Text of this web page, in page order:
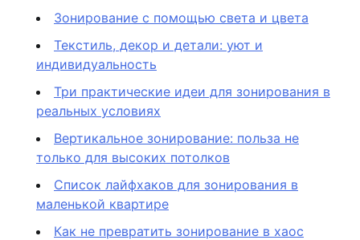
Зонирование с помощью света и цвета
Текстиль, декор и детали: уют и
индивидуальность
Три практические идеи для зонирования в
реальных условиях
Вертикальное зонирование: польза не
только для высоких потолков
Список лайфхаков для зонирования в
маленькой квартире
Как не превратить зонирование в хаос